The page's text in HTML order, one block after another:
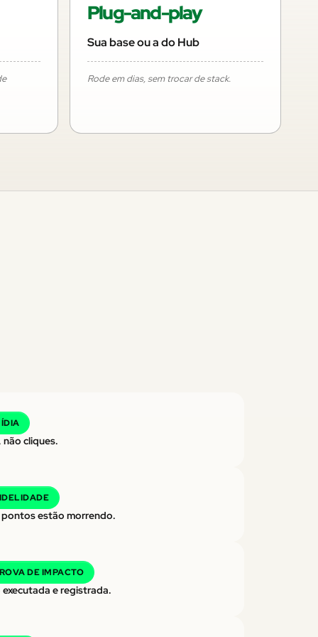
Plug-and-play
Sua base ou a do Hub
Rode em dias, sem trocar de stack.
não cliques.
pontos estão morrendo.
DE IMPACTO
executada e registrada.